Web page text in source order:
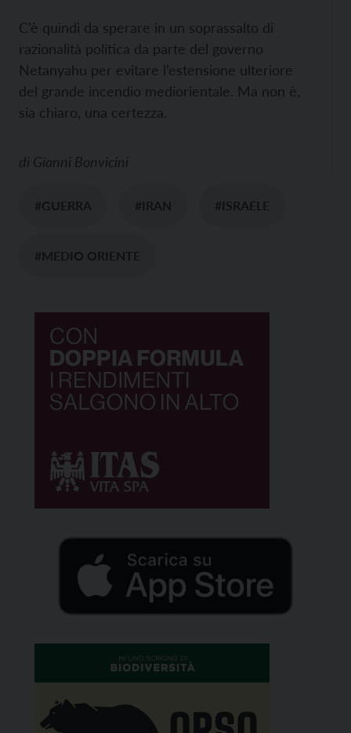
C’è quindi da sperare in un soprassalto di
razionalità politica da parte del governo
Netanyahu per evitare l’estensione ulteriore
del grande incendio mediorientale. Ma non è,
sia chiaro, una certezza.
di Gianni Bonvicini
#GUERRA #IRAN #ISRAELE
#MEDIO ORIENTE